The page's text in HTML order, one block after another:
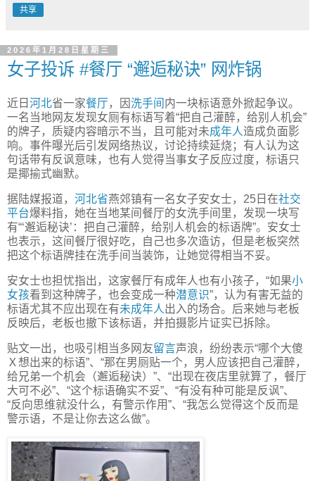
共享
2026年1月28日星期三
女子投诉 #餐厅 “邂逅秘诀” 网炸锅
近日 河北省一家餐厅，因洗手间 内一块标语意外掀起争议。
一名当地网友发现女厕有标语写着“把自己灌醉，给别人机会”
的牌子，质疑内容暗示不当，且可能对未成年人造成负面影
响。事件曝光后引发网络热议，讨论持续延烧；有人认为这
句话带有反讽意味，也有人觉得当事女子反应过度，标语只
是揶揄式幽默。
据陆媒报道， 河北省燕郊镇有一名女子安女士，25日在社交
平台爆料指，她在当地某间餐厅的女洗手间里，发现一块写
有“‘邂逅秘诀’：把自己灌醉，给别人机会的标语牌”。安女士
也表示，这间餐厅很好吃，自己也多次造访，但是老板突然
把这个标语牌挂在洗手间当装饰，让她觉得相当不妥。
安女士也担忧指出，这家餐厅有成年人也有小孩子，“如果小
女孩看到这种牌子，也会变成一种潜意识”，认为有害无益的
标语尤其不应出现在有未成年人出入的场合。后来她与老板
反映后，老板也撤下该标语，并拍摄影片证实已拆除。
贴文一出，也吸引相当多网友留言声浪，纷纷表示“哪个大傻
Ｘ想出来的标语”、“那在男厕贴一个，男人应该把自己灌醉，
给兄弟一个机会（邂逅秘诀）”、“出现在夜店里就算了，餐厅
大可不必”、“这个标语确实不妥”、“有没有种可能是反讽”、
“反向思维就没什么，有警示作用”、“我怎么觉得这个反而是
警示语，不是让你去这么做”。